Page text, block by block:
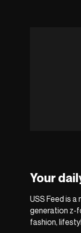
Your
USS Feed is
generation z-
fashion,